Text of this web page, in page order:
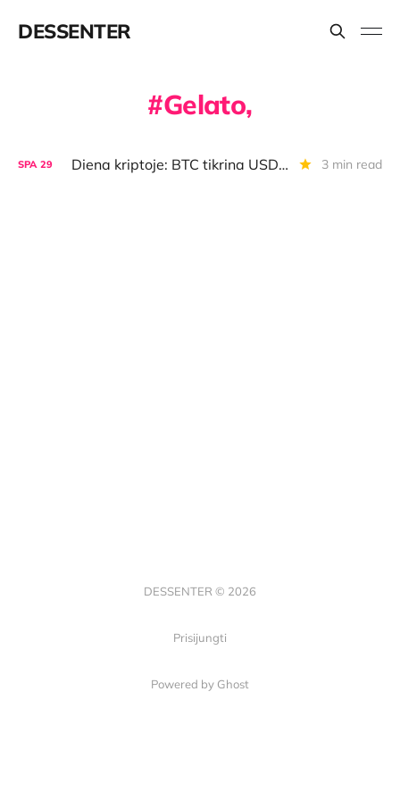
DESSENTER
Gelato,
SPA 29 Diena kriptoje: BTC tikrina USD 71 000, nuosavų blokčeinų mada, aptingę komerciniai bankai 3 min read
DESSENTER © 2026
Prisijungti
Powered by Ghost